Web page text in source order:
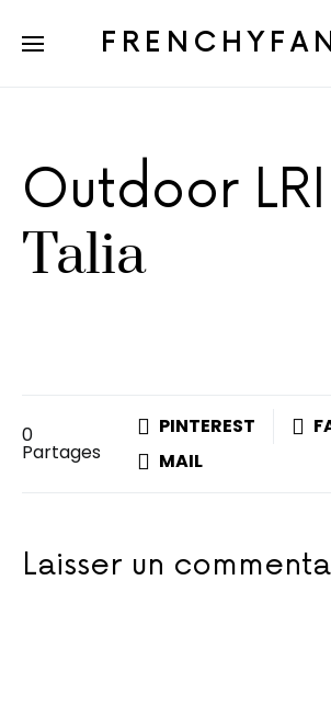
Outdoor
Talia
0
Partages
PINTEREST
MAIL
Laisser un